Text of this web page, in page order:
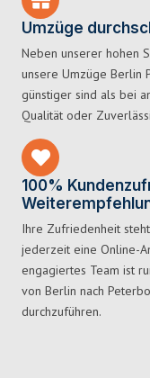
Umzüge
Neben unserer hohen
unsere Umzüge Berlin
günstiger sind als bei
Qualität oder
100%
Ihre Zufriedenheit
jederzeit eine Online-
engagiertes Team ist
von Berlin nach
durchzuführen.